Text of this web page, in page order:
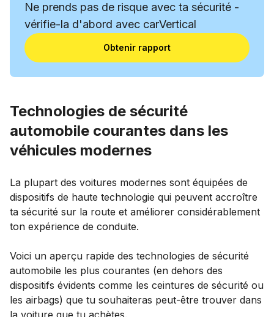
Ne prends pas de risque avec ta sécurité -
vérifie-la d'abord avec carVertical
Obtenir rapport
Technologies de sécurité
automobile courantes dans les
véhicules modernes
La plupart des voitures modernes sont équipées de
dispositifs de haute technologie qui peuvent accroître
ta sécurité sur la route et améliorer considérablement
ton expérience de conduite.
Voici un aperçu rapide des technologies de sécurité
automobile les plus courantes (en dehors des
dispositifs évidents comme les ceintures de sécurité ou
les airbags) que tu souhaiteras peut-être trouver dans